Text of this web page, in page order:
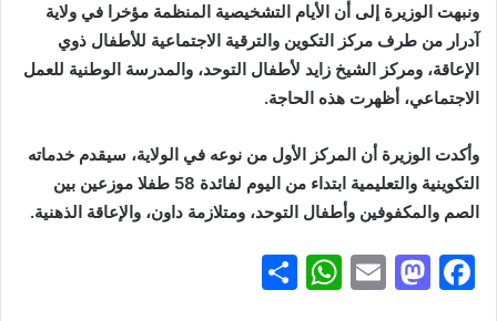
ونبهت الوزيرة إلى أن الأيام التشخيصية المنظمة مؤخرا في ولاية
آدرار من طرف مركز التكوين والترقية الاجتماعية للأطفال ذوي
الإعاقة، ومركز الشيخ زايد لأطفال التوحد، والمدرسة الوطنية للعمل
الاجتماعي، أظهرت هذه الحاجة.
وأكدت الوزيرة أن المركز الأول من نوعه في الولاية، سيقدم خدماته
التكوينية والتعليمية ابتداء من اليوم لفائدة 58 طفلا موزعين بين
الصم والمكفوفين وأطفال التوحد، ومتلازمة داون، والإعاقة الذهنية.
F
M
E
W